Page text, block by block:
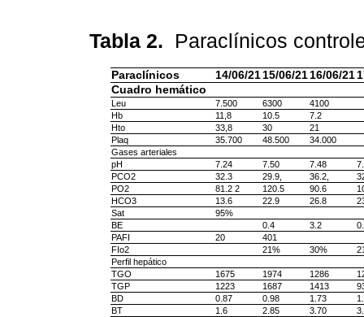
Tabla 2. Paraclínicos
Paraclínicos 14/06/2115/06/2116/06/21
Cuadro hemático
Leu 7.500 6300
4100
Hb
11,8 10.5
7.2
Hto
33,8 30
21
Plaq
35.700 48.500
34.000
Gases arteriales
pH
7.24 7.50 7.48
PCO2
32.3 29.9, 36.2,
PO2
81.2 2 120.5 90.6
HCO3
13.6 22.9 26.8
Sat
95%
BE
0.4 3.2
PAFI
20
401
FIo2
21% 30%
Perfil hepático
TGO
1675 1974 1286
TGP
1223 1687 1413
BD
0.87 0.98 1.73
BT
1.6 2.85 3.70